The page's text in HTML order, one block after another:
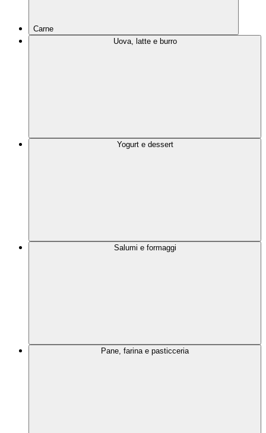
Carne
Uova, latte e burro
Yogurt e dessert
Salumi e formaggi
Pane, farina e pasticceria